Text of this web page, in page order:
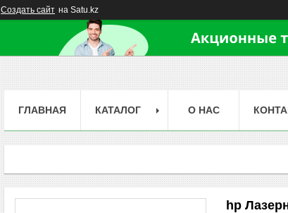
Создать сайт на Satu.kz
ГЛАВНАЯ КАТАЛОГ О НАС
hp